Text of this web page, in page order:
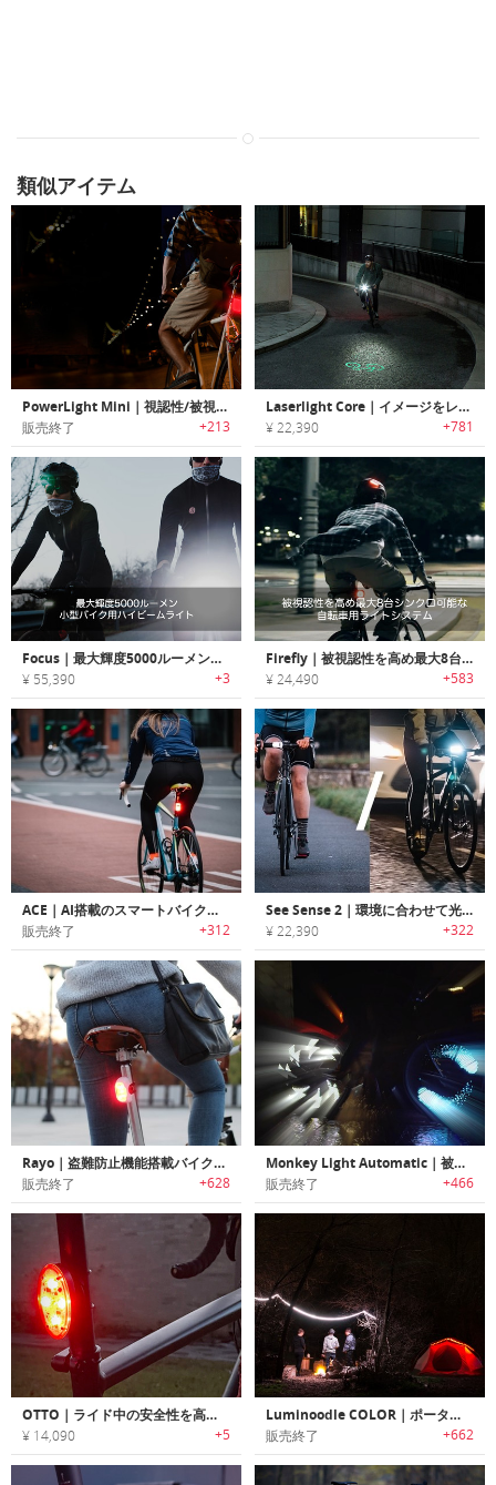
類似アイテム
PowerLight Mini｜視認性/被視認性を高めるバイク用USB充電式ライト「パワーライトミニ」
販売終了 +213
Laserlight Core｜イメージをレーザープロジェクションする安全性の高いバイクライト「レーザーライトコア」
¥ 22,390 +781
Focus｜最大輝度5000ルーメン小型バイク用ハイビームライト「フォーカス」
¥ 55,390 +3
Firefly｜被視認性を高め最大8台シンクロ可能な自転車用ライトシステム「ファイヤフライ」
¥ 24,490 +583
ACE｜AI搭載のスマートバイクライト「エース」
販売終了 +312
See Sense 2｜環境に合わせて光を調整するスマートバイクライト「シーセンス ビーム＆アイコン2」
¥ 22,390 +322
Rayo｜盗難防止機能搭載バイク用スマートテイルライト「ラーヨ」
販売終了 +628
Monkey Light Automatic｜被視認性を高める自転車用オートマチックホイールライト「モンキーライトオートマチック」
販売終了 +466
OTTO｜ライド中の安全性を高める完全自動スマートバイクライト「オットー」
¥ 14,090 +5
Luminoodle COLOR｜ポータブルLEDライトロープ「ルミヌードル・カラー」
販売終了 +662